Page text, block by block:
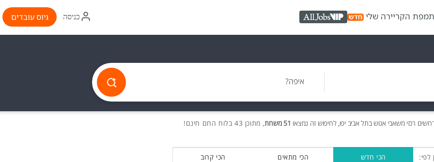
מפת הקריירה שלי AllJobs VIP
איקון
התחברות
כניסה גיוס עובדים
איפה?
רכזי משאבי אנוש בתל אביב יפו, לחיפוש זה נמצאו 51 משרות , מתוכן 43 בלוח החם חינם!
לפי: הכי חדש הכי מתאים הכי קרוב